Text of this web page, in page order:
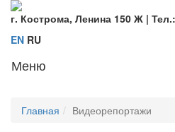
г. Кострома, Ленина 150 Ж |
EN RU
Меню
Главная Видеорепортажи